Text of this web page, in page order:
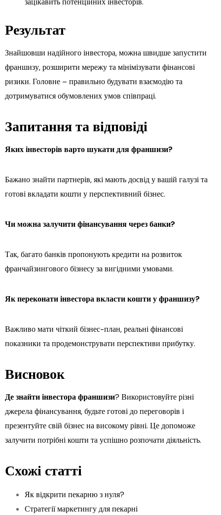
Результат
Знайшовши надійного інвестора, можна швидше запустити
франшизу, розширити мережу та мінімізувати фінансові
ризики. Головне – правильно будувати взаємодію та
дотримуватися обумовлених умов співпраці.
Запитання та відповіді
Яких інвесторів варто шукати для франшизи?
Бажано знайти партнерів, які мають досвід у вашій галузі та
готові вкладати кошти у перспективний бізнес.
Чи можна залучити фінансування через банки?
Так, багато банків пропонують кредити на розвиток
франчайзингового бізнесу за вигідними умовами.
Як переконати інвестора вкласти кошти у франшизу?
Важливо мати чіткий бізнес-план, реальні фінансові
показники та продемонструвати перспективи прибутку.
Висновок
Де знайти інвестора франшизи? Використовуйте різні
джерела фінансування, будьте готові до переговорів і
презентуйте свій бізнес на високому рівні. Це допоможе
залучити потрібні кошти та успішно розпочати діяльність.
Схожі статті
Як відкрити пекарню з нуля?
Стратегії маркетингу для пекарні